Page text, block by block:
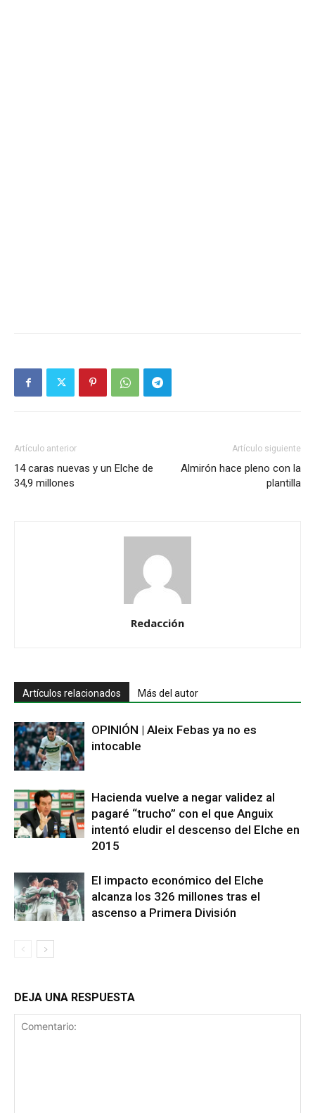
Artículo anterior
14 caras nuevas y un Elche de
34,9 millones
Artículo siguiente
Almirón hace pleno con la
plantilla
Redacción
Artículos relacionados Más del autor
OPINIÓN | Aleix Febas ya no es
intocable
Hacienda vuelve a negar validez al
pagaré “trucho” con el que Anguix
intentó eludir el descenso del Elche en
2015
El impacto económico del Elche
alcanza los 326 millones tras el
ascenso a Primera División
DEJA UNA RESPUESTA